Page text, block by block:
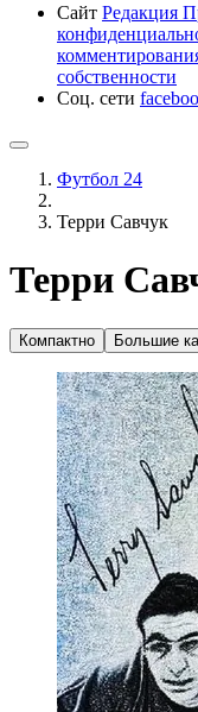
Сайт Редакция
собственности
Соц. сети
Футбол 24
Терри Савчук
Терри
Компактно Большие